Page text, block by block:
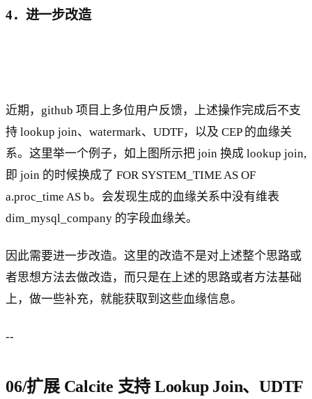
4．进一步改造
近期，github 项目上多位用户反馈，上述操作完成后不支
持 lookup join、watermark、UDTF，以及 CEP 的血缘关
系。这里举一个例子，如上图所示把 join 换成 lookup join,
即 join 的时候换成了 FOR SYSTEM_TIME AS OF
a.proc_time AS b。会发现生成的血缘关系中没有维表
dim_mysql_company 的字段血缘关。
因此需要进一步改造。这里的改造不是对上述整个思路或
者思想方法去做改造，而只是在上述的思路或者方法基础
上，做一些补充，就能获取到这些血缘信息。
--
06/扩展 Calcite 支持 Lookup Join、UDTF